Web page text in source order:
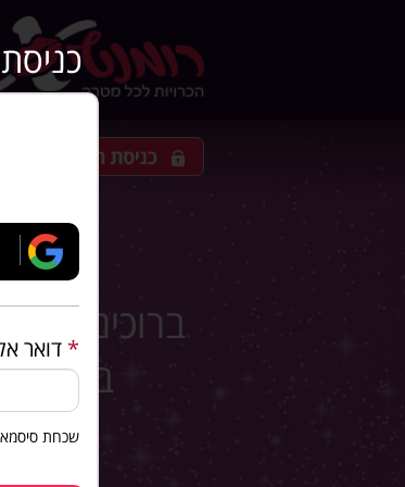
ברוכים
בעולם
כניסת
* דואר
שכחת